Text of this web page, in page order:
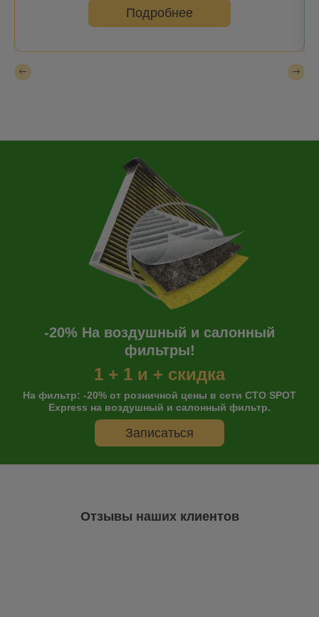
Подробнее
-20% На воздушный и салонный
фильтры!
1 + 1 и + скидка
На фильтр: -20% от розничной цены в сети СТО SPOT
Express на воздушный и салонный фильтр.
Записаться
Отзывы наших клиентов